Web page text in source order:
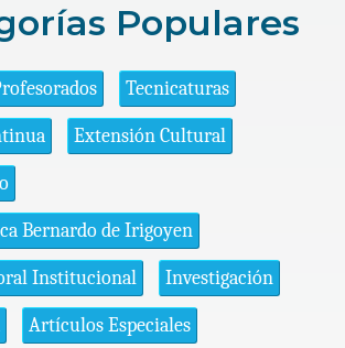
Populares
Tecnicaturas
Extensión Cultural
Bernardo de Irigoyen
Institucional Investigación
Artículos Especiales